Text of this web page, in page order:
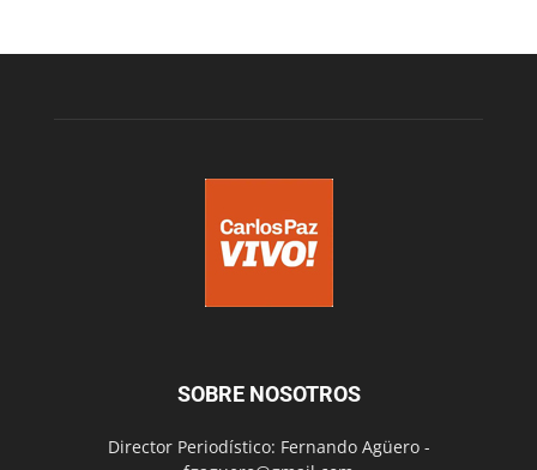
SOBRE NOSOTROS
Director Periodístico: Fernando Agüero -